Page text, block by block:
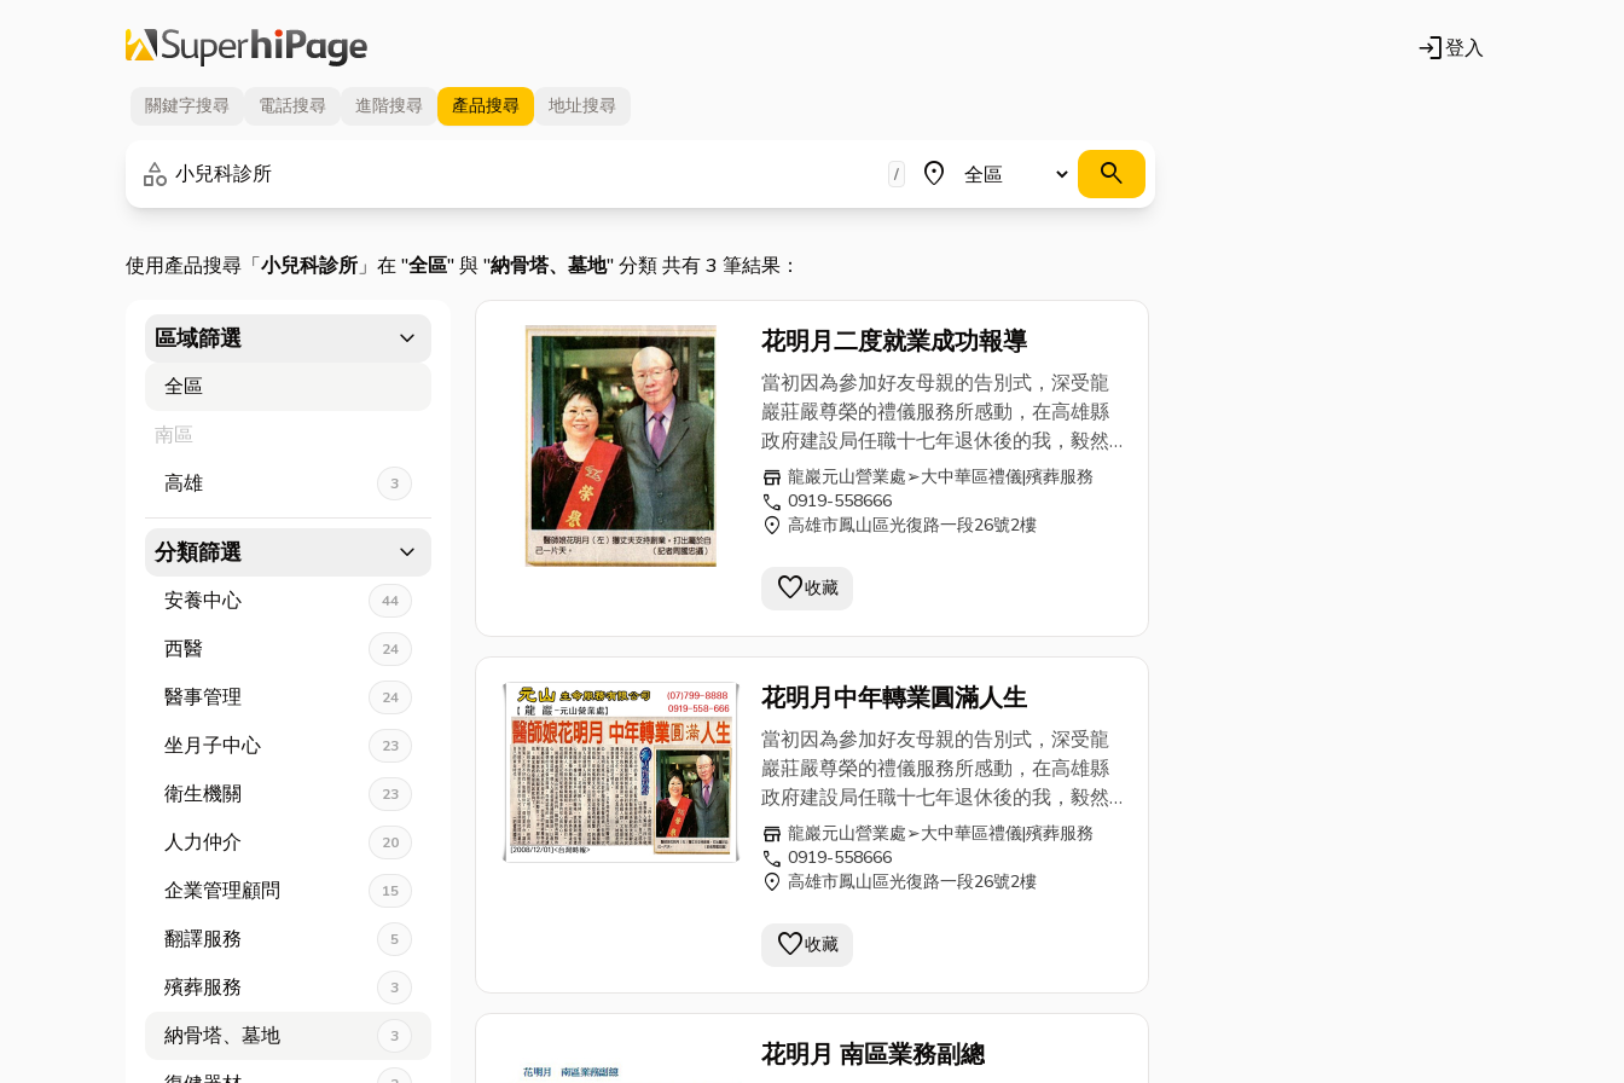
login登入
關鍵字搜尋 電話搜尋 進階搜尋 產品搜尋 地址搜尋
category
關鍵字 / place
地區
search
使用產品搜尋「小兒科診所」在 "全區" 與 "納骨塔、墓地" 分類 共有 3 筆結果：
區域篩選 expand_more
全區
南區
高雄
3
分類篩選 expand_more
安養中心 44
西醫 24
醫事管理 24
坐月子中心 23
衛生機關 23
人力仲介 20
企業管理顧問 15
翻譯服務 5
殯葬服務 3
納骨塔、墓地 3
花明月二度就業成功報導
當初因為參加好友母親的告別式，深受龍
巖莊嚴尊榮的禮儀服務所感動，在高雄縣
政府建設局任職十七年退休後的我，毅然
決然選擇加入龍巖，家人也很支持我的決
定，特別是在小兒科診所
斷在背後給予支持與鼓勵，因為他也相
顧，無疑是個積功德、享福報的善心大
礙，畢竟是新手業務，害怕被客戶拒絕時
劑師，他藉由自我修行再將福報迴向給深
愛的妻子，他向我說:「妳將愛傳達給有需
要的人，不但快速累積福報，也是高層次
的修行。」這些話奠定了我的銷售信心，
用真誠親切的服務態度化解了客戶的疑
慮，甚至有不少客戶在感受到龍巖的用心
服務後，紛紛與我一同在龍巖”修行”。
就了生命的體驗，我的人生才會如此豐富
精采。我相信：「四十歲前的成功需要靠
貴人相助，四十歲後的人生，我能成為別
人生命中的貴人，真正幫助到有需要協助
的人，這份成就感~真棒！」 南部的
store 龍巖元山營業處➢大中華區禮儀|殯葬服務
call 0919-558666
location_on 高雄市鳳山區光復路一段26號2樓
favorite收藏
花明月中年轉業圓滿人生
當初因為參加好友母親的告別式，深受龍
巖莊嚴尊榮的禮儀服務所感動，在高雄縣
政府建設局任職十七年退休後的我，毅然
決然選擇加入龍巖，家人也很支持我的決
定，特別是在小兒科診所
斷在背後給予支持與鼓勵，因為他也相
顧，無疑是個積功德、享福報的善心大
礙，畢竟是新手業務，害怕被客戶拒絕時
劑師，他藉由自我修行再將福報迴向給深
store 龍巖元山營業處➢大中華區禮儀|殯葬服務
call 0919-558666
location_on 高雄市鳳山區光復路一段26號2樓
favorite收藏
花明月 南區業務副總